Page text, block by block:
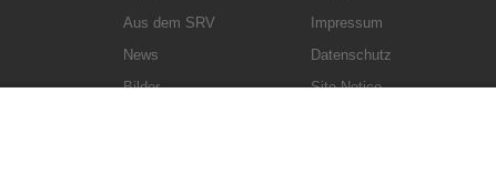
Aus dem SRV
News
Bilder
Impressum
Datenschutz
Site Notice